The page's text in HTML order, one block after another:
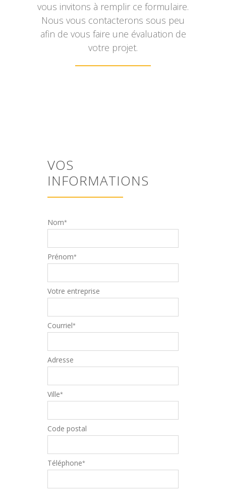
vous invitons à remplir ce formulaire.
Nous vous contacterons sous peu
afin de vous faire une évaluation de
votre projet.
VOS
INFORMATIONS
Nom*
Prénom*
Votre entreprise
Courriel*
Adresse
Ville*
Code postal
Téléphone*